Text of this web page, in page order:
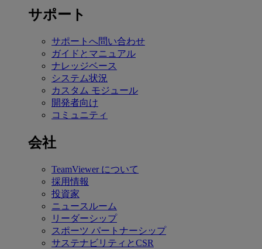
サポート
サポートへ問い合わせ
ガイドとマニュアル
ナレッジベース
システム状況
カスタム モジュール
開発者向け
コミュニティ
会社
TeamViewer について
採用情報
投資家
ニュースルーム
リーダーシップ
スポーツ パートナーシップ
サステナビリティとCSR